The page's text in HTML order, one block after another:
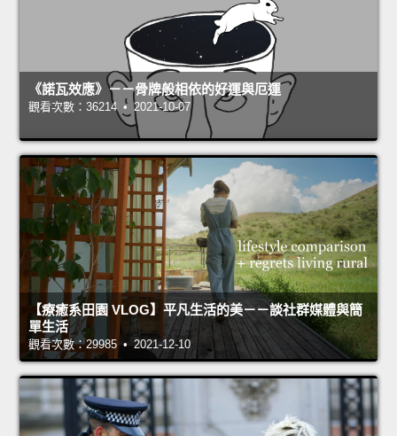
《諾瓦效應》－－骨牌般相依的好運與厄運
觀看次數：36214 • 2021-10-07
【療癒系田園 VLOG】平凡生活的美－－談社群媒體與簡
單生活
觀看次數：29985 • 2021-12-10